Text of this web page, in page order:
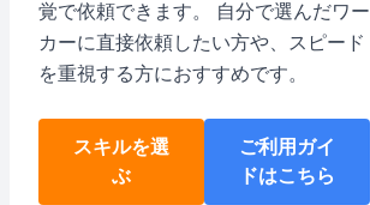
覚で依頼できます。 自分で選んだワー
カーに直接依頼したい方や、スピード
を重視する方におすすめです。
スキルを選
ぶ
ご利用ガイ
ドはこちら